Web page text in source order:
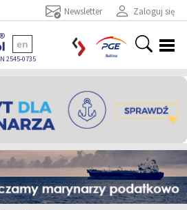
Zaloguj się
Newsletter
2545-0735
en